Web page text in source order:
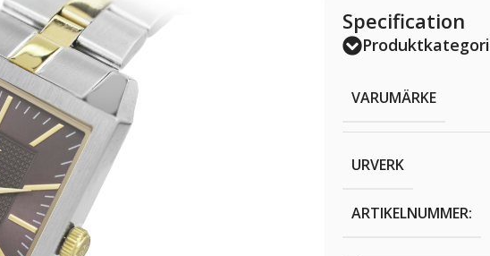
Specification
Produktkategori
VARUMÄRKE
URVERK
ARTIKELNUMMER: